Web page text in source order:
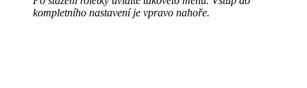
kompletního nastavení je vpravo nahoře.